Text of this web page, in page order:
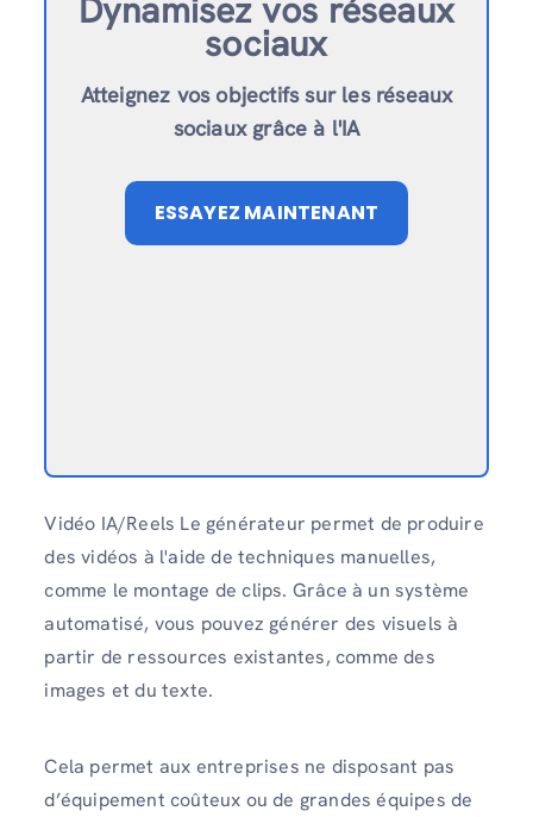
Dynamisez vos réseaux
sociaux
Atteignez vos objectifs sur les réseaux
sociaux grâce à l'IA
ESSAYEZ MAINTENANT
Vidéo IA/Reels Le générateur permet de produire
des vidéos à l'aide de techniques manuelles,
comme le montage de clips. Grâce à un système
automatisé, vous pouvez générer des visuels à
partir de ressources existantes, comme des
images et du texte.
Cela permet aux entreprises ne disposant pas
d’équipement coûteux ou de grandes équipes de